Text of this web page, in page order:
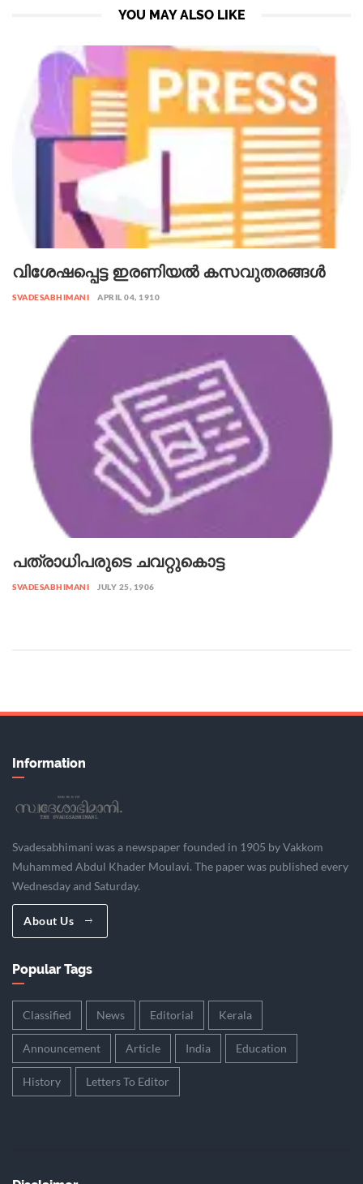
YOU MAY ALSO LIKE
വിശേഷപ്പെട്ട ഇരണിയൽ കസവുതരങ്ങൾ
SVADESABHIMANI APRIL 04, 1910
പത്രാധിപരുടെ ചവറ്റുകൊട്ട
SVADESABHIMANI JULY 25, 1906
Information
Svadesabhimani was a newspaper founded in 1905 by Vakkom
Muhammed Abdul Khader Moulavi. The paper was published every
Wednesday and Saturday.
About Us
Popular Tags
Classified News Editorial Kerala
Announcement Article India Education
History Letters To Editor